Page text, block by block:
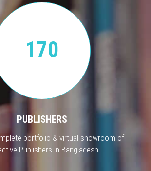
170
PUBLISHERS
portfolio & virtual showroom of
Publishers in Bangladesh.